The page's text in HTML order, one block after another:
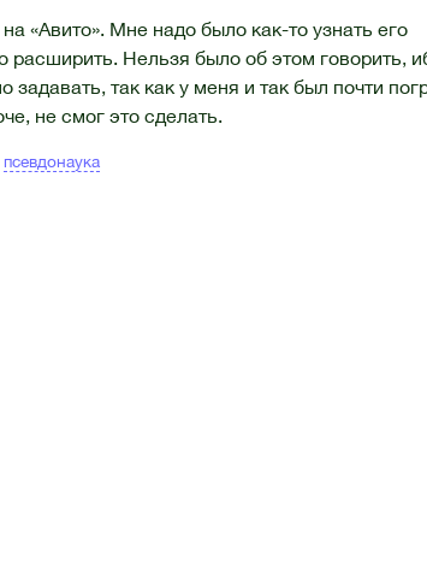
«Авито». Мне надо было как-то узнать его
расширить. Нельзя было об этом говорить,
так как у меня и так был почти
не смог это сделать.
псевдонаука